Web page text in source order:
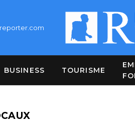
BUSINESS TOURISME